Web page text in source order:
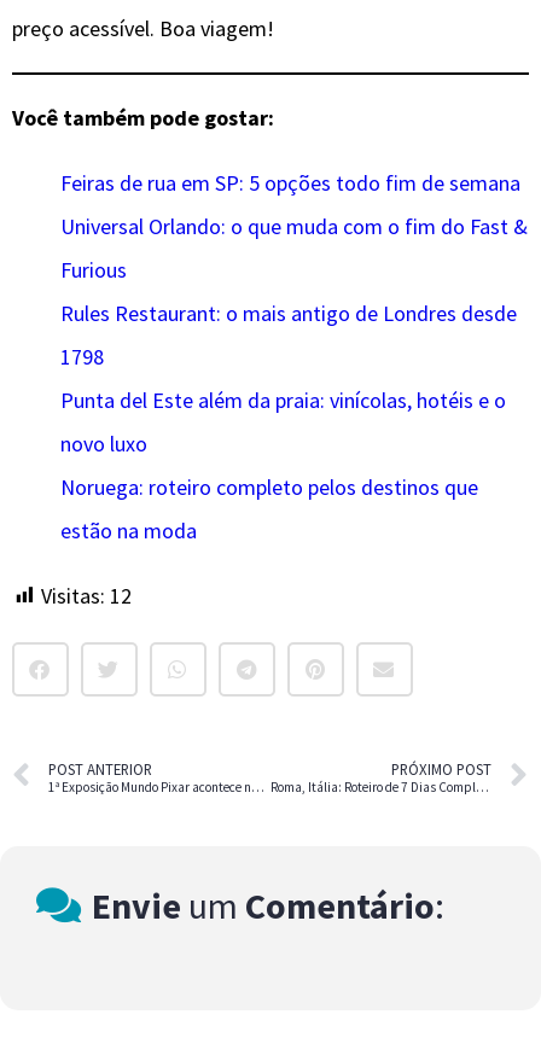
preço acessível. Boa viagem!
Você também pode gostar:
Feiras de rua em SP: 5 opções todo fim de semana
Universal Orlando: o que muda com o fim do Fast &
Furious
Rules Restaurant: o mais antigo de Londres desde
1798
Punta del Este além da praia: vinícolas, hotéis e o
novo luxo
Noruega: roteiro completo pelos destinos que
estão na moda
Visitas: 12
POST ANTERIOR
1ª Exposição Mundo Pixar acontece no Nordeste – Saiba preços
PRÓXIMO POST
Roma, Itália: Roteiro de 7 Dias Completo
Envie um Comentário: